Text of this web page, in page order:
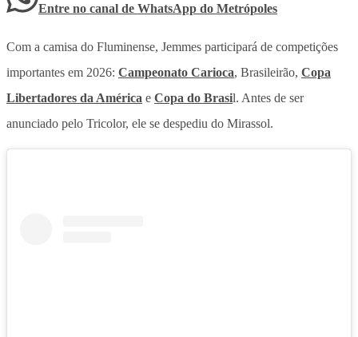
Entre no canal de WhatsApp do Metrópoles
Com a camisa do Fluminense, Jemmes participará de competições
importantes em 2026: Campeonato Carioca, Brasileirão, Copa
Libertadores da América e Copa do Brasil. Antes de ser
anunciado pelo Tricolor, ele se despediu do Mirassol.